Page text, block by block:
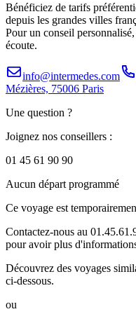
Bénéficiez de tarifs
depuis les grandes villes
Pour un conseil
écoute.
info@intermedes.com
Mézières, 75006 Paris
Une question ?
Joignez nos conseillers :
01 45 61 90 90
Aucun départ programmé
Ce voyage est
Contactez-nous au
pour avoir plus
Découvrez des voyages
ci-dessous.
ou